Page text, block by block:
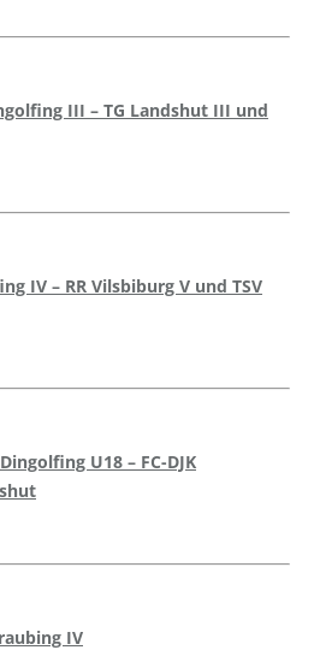
III – TG Landshut III und
IV – RR Vilsbiburg V und TSV
U18 – FC-DJK
IV